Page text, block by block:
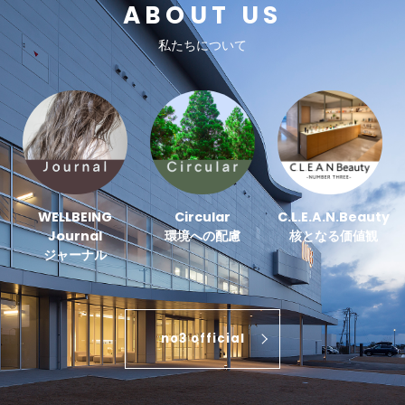
ABOUT US
私たちについて
WELLBEING
Journal
ジャーナル
Circular
環境への配慮
C.L.E.A.N.Beauty
核となる価値観
no3 official